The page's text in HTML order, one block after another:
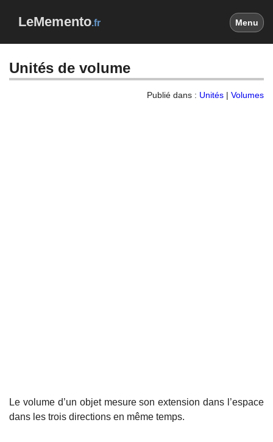
LeMemento.fr Menu
Unités de volume
Publié dans : Unités | Volumes
Le volume d’un objet mesure son extension dans l’espace
dans les trois directions en même temps.